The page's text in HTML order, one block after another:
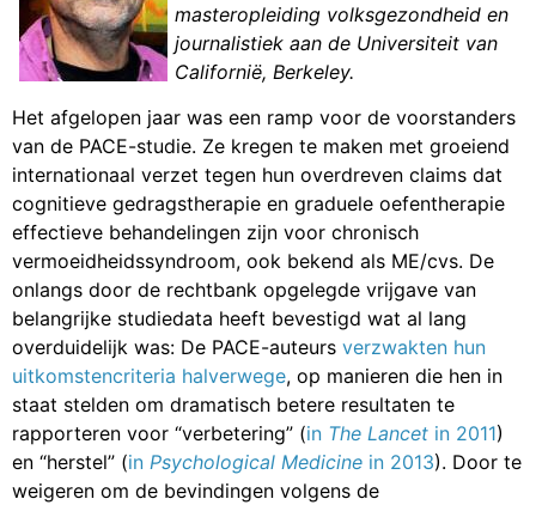
masteropleiding volksgezondheid en
journalistiek aan de Universiteit van
Californië, Berkeley.
Het afgelopen jaar was een ramp voor de voorstanders
van de PACE-studie. Ze kregen te maken met groeiend
internationaal verzet tegen hun overdreven claims dat
cognitieve gedragstherapie en graduele oefentherapie
effectieve behandelingen zijn voor chronisch
vermoeidheidssyndroom, ook bekend als ME/cvs. De
onlangs door de rechtbank opgelegde vrijgave van
belangrijke studiedata heeft bevestigd wat al lang
overduidelijk was: De PACE-auteurs verzwakten hun
uitkomstencriteria halverwege, op manieren die hen in
staat stelden om dramatisch betere resultaten te
rapporteren voor “verbetering” (in The Lancet in 2011)
en “herstel” (in Psychological Medicine in 2013). Door te
weigeren om de bevindingen volgens de